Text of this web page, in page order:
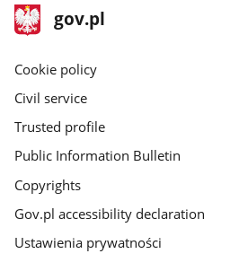
footer
gov.pl
Main
gov.pl
Cookie policy
Civil service
Trusted profile
Public Information Bulletin
Copyrights
Gov.pl accessibility declaration
Ustawienia prywatności